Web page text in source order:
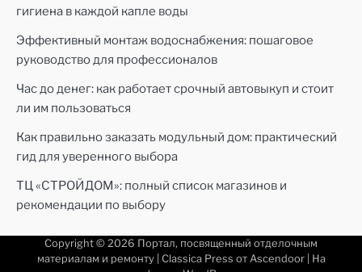
гигиена в каждой капле воды
Эффективный монтаж водоснабжения: пошаговое
руководство для профессионалов
Час до денег: как работает срочный автовыкуп и стоит
ли им пользоваться
Как правильно заказать модульный дом: практический
гид для уверенного выбора
ТЦ «СТРОЙДОМ»: полный список магазинов и
рекомендации по выбору
Copyright © 2026 Портал, посвященный отделочным
материалам и ремонту| Classica Press от Ascendoor| На